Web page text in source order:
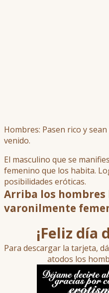
Hombres: Pasen rico y
venido.
El masculino que se
femenino que los habita.
posibilidades eróticas.
Arriba los hombres
varonilmente
¡Feliz día
Para descargar la tarjeta,
atodos los